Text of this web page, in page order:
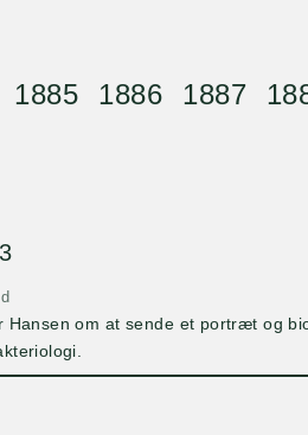
1885 1886 1887
Hansen om at sende et portræt og